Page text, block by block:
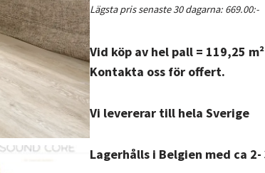
Lägsta pris senaste 30 dagarna: 669.00:-
Vid köp av hel pall = 119,25
Kontakta oss för offert.
Vi levererar till hela Sverige
Lagerhålls i Belgien med ca